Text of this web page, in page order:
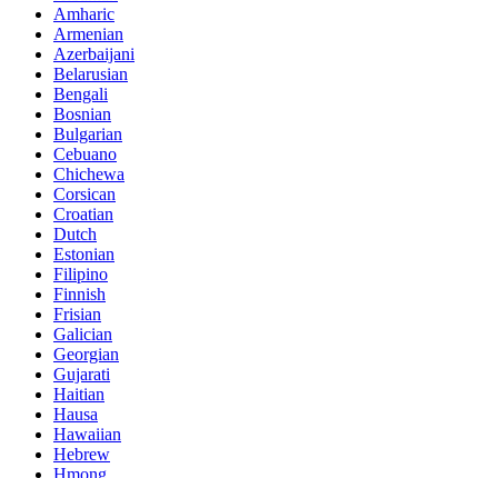
Amharic
Armenian
Azerbaijani
Belarusian
Bengali
Bosnian
Bulgarian
Cebuano
Chichewa
Corsican
Croatian
Dutch
Estonian
Filipino
Finnish
Frisian
Galician
Georgian
Gujarati
Haitian
Hausa
Hawaiian
Hebrew
Hmong